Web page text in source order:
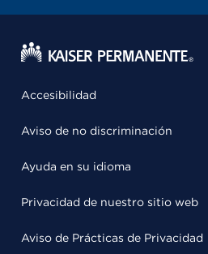
Accesibilidad
Aviso de no discriminación
Ayuda en su idioma
Privacidad de nuestro sitio web
Aviso de Prácticas de Privacidad